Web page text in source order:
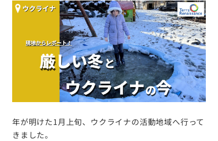
年が明けた1月上旬、ウクライナの活動地域へ行って
きました。